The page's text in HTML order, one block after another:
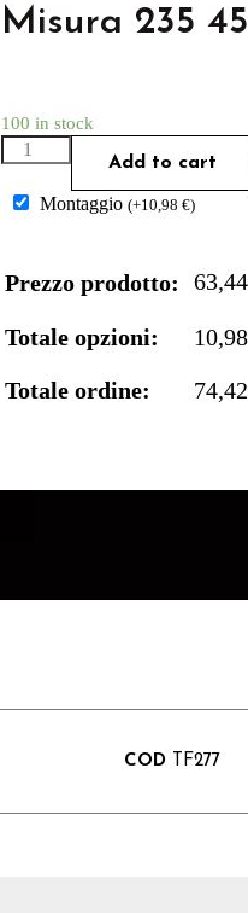
Misura 235
100 in stock
Add to cart
Montaggio (+10,98 €)
Prezzo prodotto:
Totale opzioni:
Totale ordine:
COD TF277